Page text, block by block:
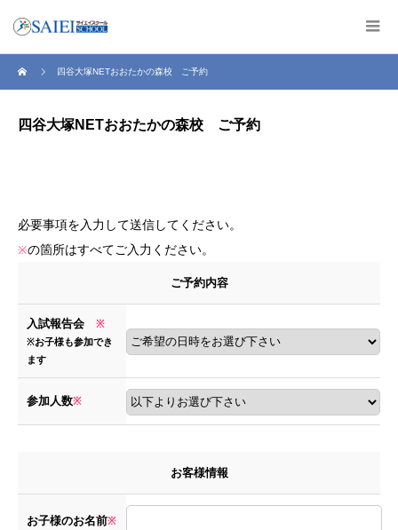
四谷大塚NETおおたかの森校 ご予約
四谷大塚NETおおたかの森校 ご予約
必要事項を入力して送信してください。
※の箇所はすべてご入力ください。
ご予約内容
入試報告会 ※
※お子様も参加でき
ます
参加人数※
お客様情報
お子様のお名前※